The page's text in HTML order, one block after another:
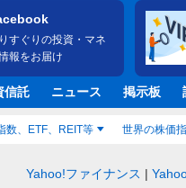
すぐりの投資・マネ
報をお届け
信託 ニュース 掲示板
数、ETF、REIT等 世界の株価
Yahoo!ファイナンス